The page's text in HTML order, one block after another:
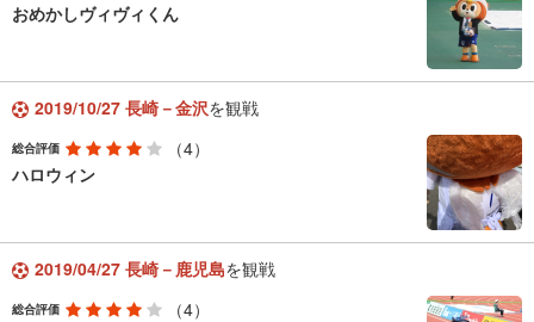
おめかしヴィヴィくん
2019/10/27 長崎－金沢を観戦
総合評価
（4）
ハロウィン
2019/04/27 長崎－鹿児島を観戦
総合評価
（4）